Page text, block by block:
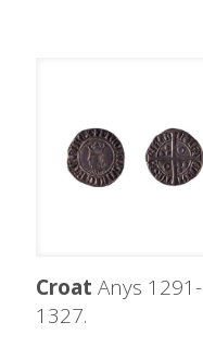
Croat Anys 1291-
1327.